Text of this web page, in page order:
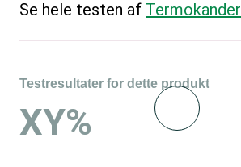
Se hele testen af Termokander
Testresultater for dette produkt
XY%